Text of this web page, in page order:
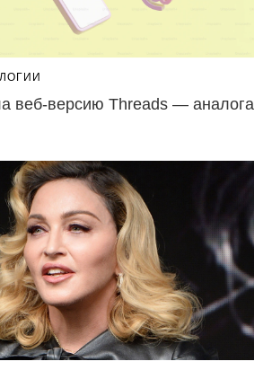
веб-версию Threads — аналога